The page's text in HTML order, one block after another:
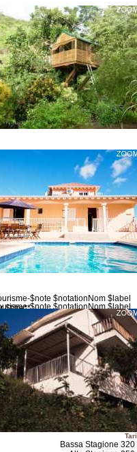
Bassa Stagione 320